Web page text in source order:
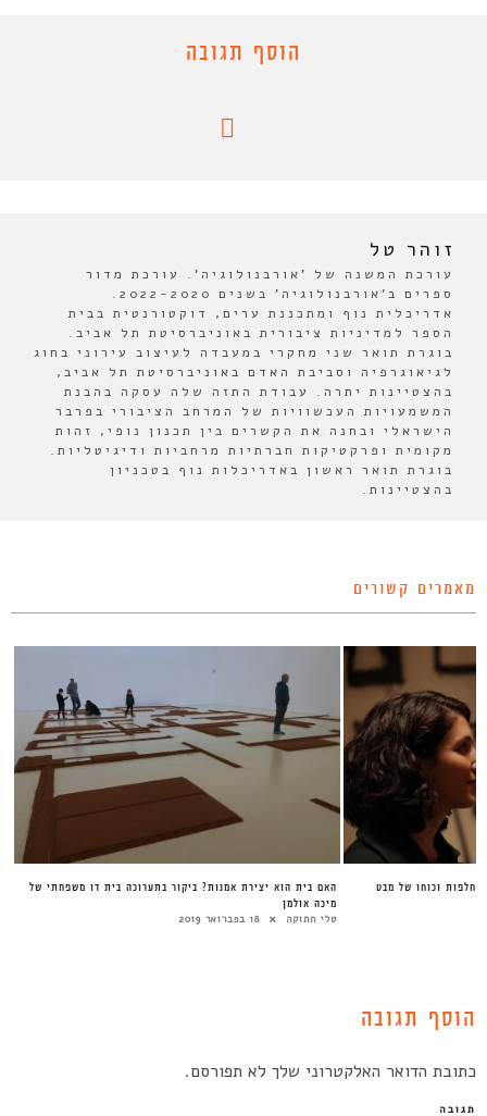
הוסף תגובה
זוהר טל
עורכת המשנה של 'אורבנולוגיה'. עורכת מדור
ספרים ב'אורבנולוגיה' בשנים 2022-2020.
אדריכלית נוף ומתכננת ערים, דוקטורנטית בבית
הספר למדיניות ציבורית באוניברסיטת תל אביב.
בוגרת תואר שני מחקרי במעבדה לעיצוב עירוני בחוג
לגיאוגרפיה וסביבת האדם באוניברסיטת תל אביב,
בהצטיינות יתרה. עבודת התזה שלה עסקה בהבנת
המשמעויות העכשוויות של המרחב הציבורי בפרבר
הישראלי ובחנה את הקשרים בין תכנון נופי, זהות
מקומית ופרקטיקות חברתיות מרחביות ודיגיטליות.
בוגרת תואר ראשון באדריכלות נוף בטכניון
בהצטיינות.
מאמרים קשורים
האם בית הוא יצירת אמנות? ביקור בתערוכה בית דו משפחתי של
מיכה אולמן
טלי חתוקה 18 בפברואר 2019
וכוחו של מבט
הוסף תגובה
כתובת הדואר האלקטרוני שלך לא תפורסם.
תגובה